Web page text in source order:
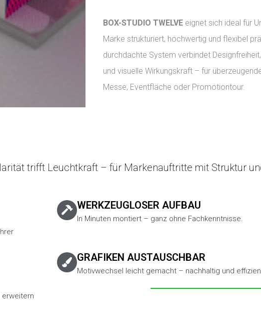
BOX-STUDIO TWELVE eignet sich ideal für
Marke strukturiert, hochwertig und flexibel
durchdachte System verbindet
und visuelle Wirkungskraft – für
Messe, Eventfläche oder Promotiontour.
trifft Leuchtkraft – für Markenauftritte mit Struktur
erweitern
WERKZEUGLOSER AUFBAU
In Minuten montiert – ganz ohne Fachkenntnisse.
GRAFIKEN AUSTAUSCHBAR
Motivwechsel leicht gemacht – nachhaltig und